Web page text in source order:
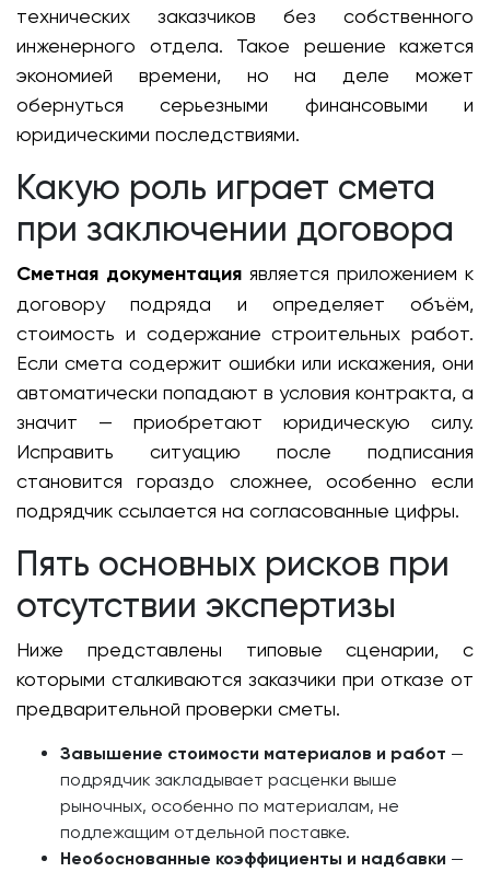
технических заказчиков без собственного
инженерного отдела. Такое решение кажется
экономией времени, но на деле может
обернуться серьезными финансовыми и
юридическими последствиями.
Какую роль играет смета
при заключении договора
Сметная документация является приложением к
договору подряда и определяет объём,
стоимость и содержание строительных работ.
Если смета содержит ошибки или искажения, они
автоматически попадают в условия контракта, а
значит — приобретают юридическую силу.
Исправить ситуацию после подписания
становится гораздо сложнее, особенно если
подрядчик ссылается на согласованные цифры.
Пять основных рисков при
отсутствии экспертизы
Ниже представлены типовые сценарии, с
которыми сталкиваются заказчики при отказе от
предварительной проверки сметы.
Завышение стоимости материалов и работ —
подрядчик закладывает расценки выше
рыночных, особенно по материалам, не
подлежащим отдельной поставке.
Необоснованные коэффициенты и надбавки —